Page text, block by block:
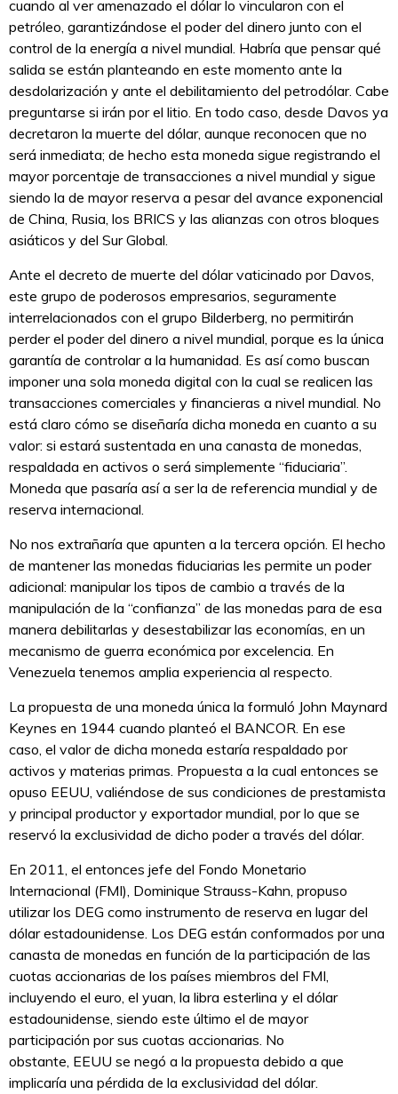
cuando al ver amenazado el dólar lo vincularon con el
petróleo, garantizándose el poder del dinero junto con el
control de la energía a nivel mundial. Habría que pensar qué
salida se están planteando en este momento ante la
desdolarización y ante el debilitamiento del petrodólar. Cabe
preguntarse si irán por el litio. En todo caso, desde Davos ya
decretaron la muerte del dólar, aunque reconocen que no
será inmediata; de hecho esta moneda sigue registrando el
mayor porcentaje de transacciones a nivel mundial y sigue
siendo la de mayor reserva a pesar del avance exponencial
de China, Rusia, los BRICS y las alianzas con otros bloques
asiáticos y del Sur Global.
Ante el decreto de muerte del dólar vaticinado por Davos,
este grupo de poderosos empresarios, seguramente
interrelacionados con el grupo Bilderberg, no permitirán
perder el poder del dinero a nivel mundial, porque es la única
garantía de controlar a la humanidad. Es así como buscan
imponer una sola moneda digital con la cual se realicen las
transacciones comerciales y financieras a nivel mundial. No
está claro cómo se diseñaría dicha moneda en cuanto a su
valor: si estará sustentada en una canasta de monedas,
respaldada en activos o será simplemente “fiduciaria”.
Moneda que pasaría así a ser la de referencia mundial y de
reserva internacional.
No nos extrañaría que apunten a la tercera opción. El hecho
de mantener las monedas fiduciarias les permite un poder
adicional: manipular los tipos de cambio a través de la
manipulación de la “confianza” de las monedas para de esa
manera debilitarlas y desestabilizar las economías, en un
mecanismo de guerra económica por excelencia. En
Venezuela tenemos amplia experiencia al respecto.
La propuesta de una moneda única la formuló John Maynard
Keynes en 1944 cuando planteó el BANCOR. En ese
caso, el valor de dicha moneda estaría respaldado por
activos y materias primas. Propuesta a la cual entonces se
opuso EEUU, valiéndose de sus condiciones de prestamista
y principal productor y exportador mundial, por lo que se
reservó la exclusividad de dicho poder a través del dólar.
En 2011, el entonces jefe del Fondo Monetario
Internacional (FMI), Dominique Strauss-Kahn, propuso
utilizar los DEG como instrumento de reserva en lugar del
dólar estadounidense. Los DEG están conformados por una
canasta de monedas en función de la participación de las
cuotas accionarias de los países miembros del FMI,
incluyendo el euro, el yuan, la libra esterlina y el dólar
estadounidense, siendo este último el de mayor
participación por sus cuotas accionarias. No
obstante, EEUU se negó a la propuesta debido a que
implicaría una pérdida de la exclusividad del dólar.